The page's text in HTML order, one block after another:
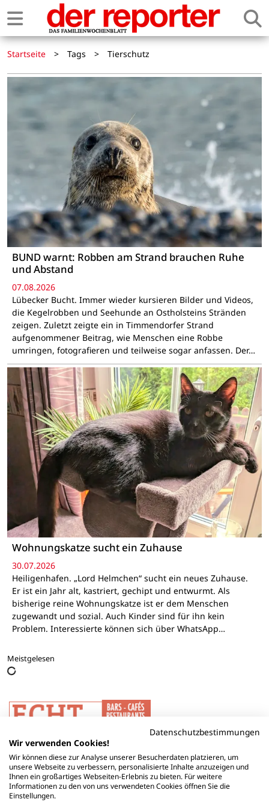
Startseite > Tags > Tierschutz
BUND warnt: Robben am Strand brauchen Ruhe
und Abstand
07.08.2026
Lübecker Bucht. Immer wieder kursieren Bilder und Videos,
die Kegelrobben und Seehunde an Ostholsteins Stränden
zeigen. Zuletzt zeigte ein in Timmendorfer Strand
aufgenommener Beitrag, wie Menschen eine Robbe
umringen, fotografieren und teilweise sogar anfassen. Der…
Wohnungskatze sucht ein Zuhause
30.07.2026
Heiligenhafen. „Lord Helmchen“ sucht ein neues Zuhause.
Er ist ein Jahr alt, kastriert, gechipt und entwurmt. Als
bisherige reine Wohnungskatze ist er dem Menschen
zugewandt und sozial. Auch Kinder sind für ihn kein
Problem. Interessierte können sich über WhatsApp…
Meistgelesen
Datenschutzbestimmungen
Wir verwenden Cookies!
Wir können diese zur Analyse unserer Besucherdaten platzieren, um
unsere Webseite zu verbessern, personalisierte Inhalte anzuzeigen und
Ihnen ein großartiges Webseiten-Erlebnis zu bieten. Für weitere
Informationen zu den von uns verwendeten Cookies öffnen Sie die
Einstellungen.